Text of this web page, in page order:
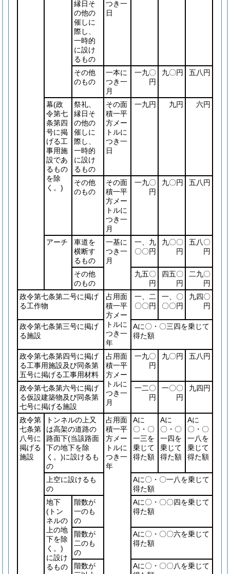
縁日そ
の他の
催しに
際し、
一時的
に設け
るもの
つき一
日
その他
のもの
一本に
つき一
月
一九〇
円
九〇円 五八円
幕(政
令第七
条第四
号に掲
げる工
事用施
設であ
るもの
を除
く。)
祭礼、
縁日そ
の他の
催しに
際し、
一時的
に設け
るもの
その面
積一平
方メー
トルに
つき一
日
一九円 九円 六円
その他
のもの
その面
積一平
方メー
トルに
つき一
月
一九〇
円
九〇円 五八円
アーチ
車道を
横断す
るもの
一基に
つき一
月
一、九
〇〇円
九〇〇
円
五八〇
円
その他
のもの
九五〇
円
四五〇
円
二九〇
円
政令第七条第二号に掲げ
る工作物
占用面
積一平
方メー
トルに
つき一
年
一、二
〇〇円
一、〇
〇〇円
九四〇
円
政令第七条第三号に掲げ
る施設
Aに〇・〇三四を乗じて
得た額
政令第七条第四号に掲げ
る工事用施設及び同条第
五号に掲げる工事用材料
占用面
積一平
方メー
トルに
つき一
月
一九〇
円
九〇円 五八円
政令第七条第六号に掲げ
る仮設建築物及び同条第
七号に掲げる施設
一二〇
円
一〇〇
円
九四円
政令第
七条第
八号に
掲げる
施設
トンネルの上又
は高架の道路の
路面下(当該路面
下の地下を除
く。)に設けるも
の
占用面
積一平
方メー
トルに
つき一
年
Aに
〇・〇
一三を
乗じて
得た額
Aに
〇・〇
一四を
乗じて
得た額
Aに
〇・〇
一八を
乗じて
得た額
上空に設けるも
の
Aに〇・〇一八を乗じて
得た額
地下
(トン
ネルの
上の地
下を除
く。)
に設け
るもの
階数が
一のも
の
Aに〇・〇〇四を乗じて
得た額
階数が
二のも
の
Aに〇・〇〇六を乗じて
得た額
階数が
Aに〇・〇〇八を乗じて